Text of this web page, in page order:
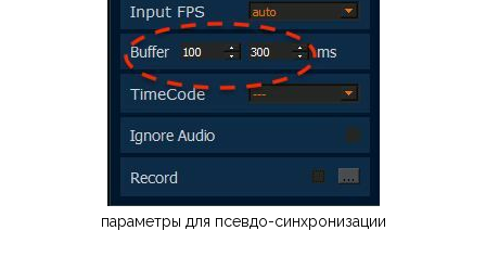
параметры для псевдо-синхронизации